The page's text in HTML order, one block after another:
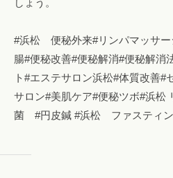
#浜松 便秘外来#リンパマッサー
腸#便秘改善#便秘解消#便秘解消
ト#エステサロン浜松#体質改善#
サロン#美肌ケア#便秘ツボ#浜松
菌 #円皮鍼 #浜松 ファスティ